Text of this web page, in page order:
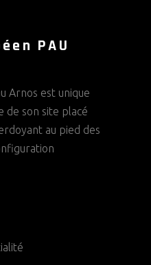
PAU
Arnos est unique
de son site placé
au pied des